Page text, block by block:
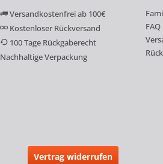
Versandkostenfrei ab 100€
Kostenloser Rückversand
100 Tage Rückgaberecht
Nachhaltige Verpackung
FAQ
Vertrag widerrufen